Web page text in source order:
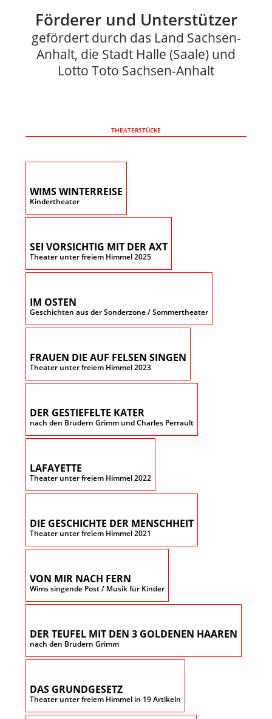
Förderer und Unterstützer
gefördert durch das Land Sachsen-
Anhalt, die Stadt Halle (Saale) und
Lotto Toto Sachsen-Anhalt
THEATERSTÜCKE
WIMS WINTERREISE
Kindertheater
SEI VORSICHTIG MIT DER AXT
Theater unter freiem Himmel 2025
IM OSTEN
Geschichten aus der Sonderzone / Sommertheater
FRAUEN DIE AUF FELSEN SINGEN
Theater unter freiem Himmel 2023
DER GESTIEFELTE KATER
nach den Brüdern Grimm und Charles Perrault
LAFAYETTE
Theater unter freiem Himmel 2022
DIE GESCHICHTE DER MENSCHHEIT
Theater unter freiem Himmel 2021
VON MIR NACH FERN
Wims singende Post / Musik für Kinder
DER TEUFEL MIT DEN 3 GOLDENEN HAAREN
nach den Brüdern Grimm
DAS GRUNDGESETZ
Theater unter freiem Himmel in 19 Artikeln